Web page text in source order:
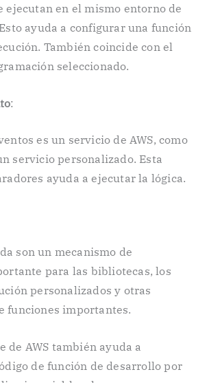
ejecutan en el mismo entorno de
ayuda a configurar una función
También coincide con el
seleccionado.
:
es un servicio de AWS, como
servicio personalizado. Esta
ayuda a ejecutar la lógica.
son un mecanismo de
para las bibliotecas, los
personalizados y otras
funciones importantes.
de AWS también ayuda a
de función de desarrollo por